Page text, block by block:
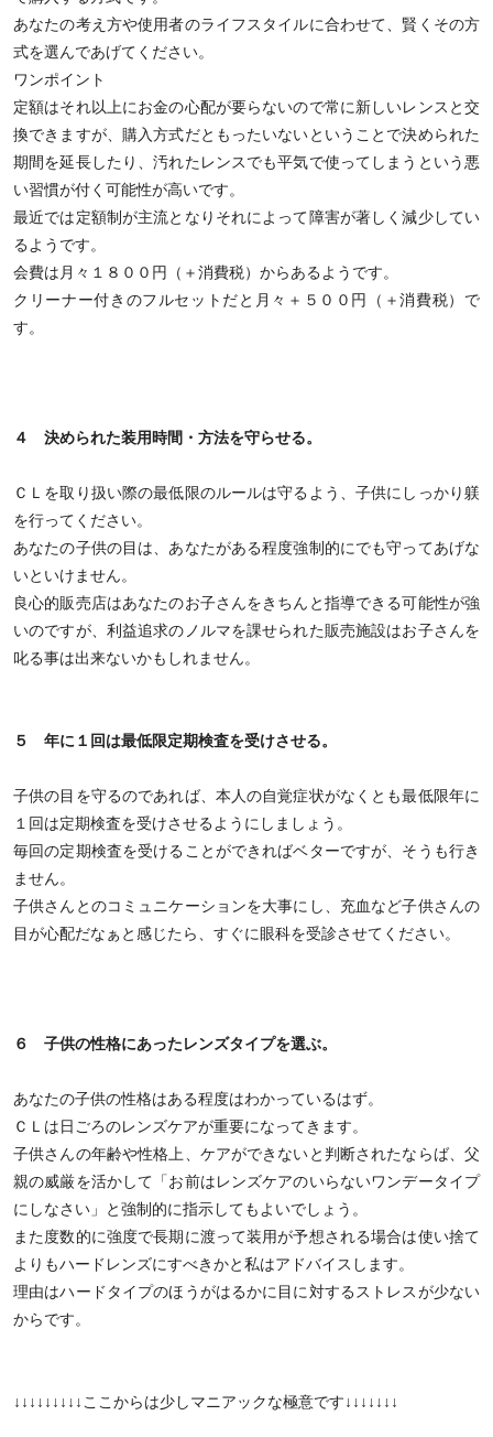
あなたの考え方や使用者のライフスタイルに合わせて、賢くその方
式を選んであげてください。
ワンポイント
定額はそれ以上にお金の心配が要らないので常に新しいレンスと交
換できますが、購入方式だともったいないということで決められた
期間を延長したり、汚れたレンスでも平気で使ってしまうという悪
い習慣が付く可能性が高いです。
最近では定額制が主流となりそれによって障害が著しく減少してい
るようです。
会費は月々１８００円（＋消費税）からあるようです。
クリーナー付きのフルセットだと月々＋５００円（＋消費税）で
す。
４ 決められた装用時間・方法を守らせる。
ＣＬを取り扱い際の最低限のルールは守るよう、子供にしっかり躾
を行ってください。
あなたの子供の目は、あなたがある程度強制的にでも守ってあげな
いといけません。
良心的販売店はあなたのお子さんをきちんと指導できる可能性が強
いのですが、利益追求のノルマを課せられた販売施設はお子さんを
叱る事は出来ないかもしれません。
５ 年に１回は最低限定期検査を受けさせる。
子供の目を守るのであれば、本人の自覚症状がなくとも最低限年に
１回は定期検査を受けさせるようにしましょう。
毎回の定期検査を受けることができればベターですが、そうも行き
ません。
子供さんとのコミュニケーションを大事にし、充血など子供さんの
目が心配だなぁと感じたら、すぐに眼科を受診させてください。
６ 子供の性格にあったレンズタイプを選ぶ。
あなたの子供の性格はある程度はわかっているはず。
ＣＬは日ごろのレンズケアが重要になってきます。
子供さんの年齢や性格上、ケアができないと判断されたならば、父
親の威厳を活かして「お前はレンズケアのいらないワンデータイプ
にしなさい」と強制的に指示してもよいでしょう。
また度数的に強度で長期に渡って装用が予想される場合は使い捨て
よりもハードレンズにすべきかと私はアドバイスします。
理由はハードタイプのほうがはるかに目に対するストレスが少ない
からです。
↓↓↓↓↓↓↓↓↓ここからは少しマニアックな極意です↓↓↓↓↓↓↓